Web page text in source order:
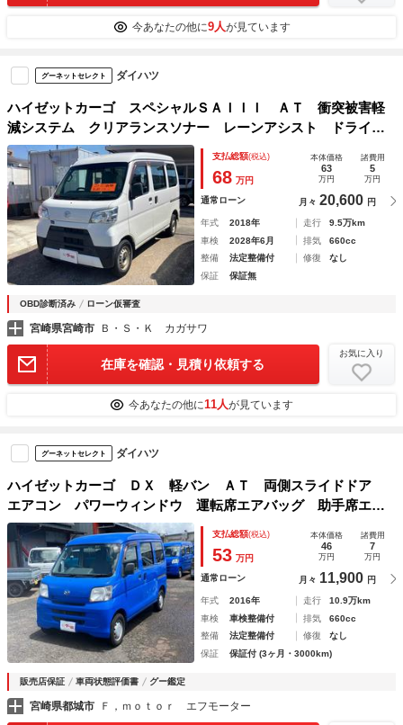
今あなたの他に9人が見ています
グーネットセレクト ダイハツ
ハイゼットカーゴ スペシャルＳＡＩＩＩ ＡＴ 衝突被害軽
減システム クリアランスソナー レーンアシスト ドライブ
レコーダー 両側スライドドア アイドリングストップ オー
トマチックハイビーム ＡＢＳ ＥＳＣ エアコン
支払総額(税込)
68 万円
本体価格
63
万円
諸費用
5
万円
通常ローン 月々 20,600 円
年式 2018年 走行
9.5万km
車検
2028年6月 排気
660cc
整備
法定整備付 修復
なし
保証
保証無
OBD診断済み ローン仮審査
宮崎県宮崎市 Ｂ・Ｓ・Ｋ カガサワ
在庫を確認・見積り依頼する
お気に入り
今あなたの他に11人が見ています
グーネットセレクト ダイハツ
ハイゼットカーゴ ＤＸ 軽バン ＡＴ 両側スライドドア
エアコン パワーウィンドウ 運転席エアバッグ 助手席エア
バッグ ヘッドライトレベライザー
支払総額(税込)
53 万円
本体価格
46
万円
諸費用
7
万円
通常ローン 月々 11,900 円
年式 2016年 走行
10.9万km
車検
車検整備付 排気
660cc
整備
法定整備付 修復
なし
保証
保証付 (3ヶ月・3000km)
販売店保証 車両状態評価書 グー鑑定
宮崎県都城市 Ｆ，ｍｏｔｏｒ エフモーター